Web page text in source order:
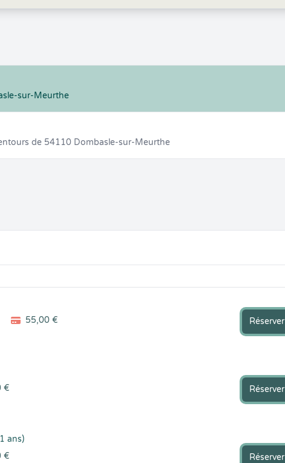
sur-Meurthe
de 54110 Dombasle-sur-Meurthe
55,00 € Réserver
€ Réserver
ans)
€ Réserver